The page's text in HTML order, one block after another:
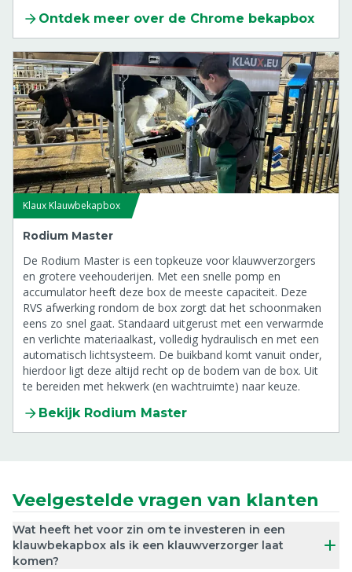
Ontdek meer over de Chrome bekapbox
Klaux Klauwbekapbox
Rodium Master
De Rodium Master is een topkeuze voor klauwverzorgers
en grotere veehouderijen. Met een snelle pomp en
accumulator heeft deze box de meeste capaciteit. Deze
RVS afwerking rondom de box zorgt dat het schoonmaken
eens zo snel gaat. Standaard uitgerust met een verwarmde
en verlichte materiaalkast, volledig hydraulisch en met een
automatisch lichtsysteem. De buikband komt vanuit onder,
hierdoor ligt deze altijd recht op de bodem van de box. Uit
te bereiden met hekwerk (en wachtruimte) naar keuze.
Bekijk Rodium Master
Veelgestelde vragen van klanten
Wat heeft het voor zin om te investeren in een
klauwbekapbox als ik een klauwverzorger laat
komen?